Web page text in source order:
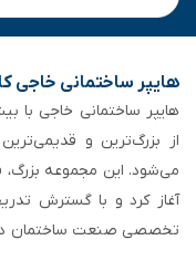
هایپر ساختمانی خاجی‌
از بزرگ‌ترین و
می‌شود. این مجموعه بزرگ،
آغاز کرد و با گسترش
تخصصی صنعت ساختمان